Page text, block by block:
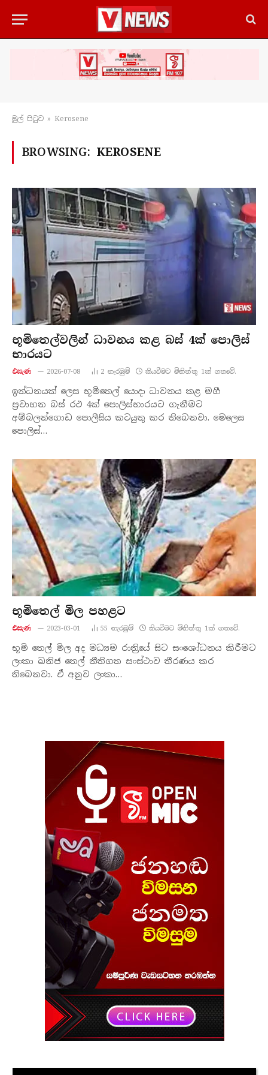
මුල් පිටු​ව » Kerosene
BROWSING: KEROSENE
භූමිතෙල්වලින් ධාවනය කළ බස් 4ක් පොලිස්
භාරයට
එසැණ 2026-07-08 2 නැරඹු​ම් කියවීමට මිනිත්තු 1ක් ගතවේ.
ඉන්ධනයක් ලෙස භූමිතෙල් යොදා ධාවනය කළ මගී
ප්‍රවාහන බස් රථ 4ක් පොලිස්භාරයට ගැනීමට
අම්බලන්ගොඩ පොලීසිය කටයුතු කර තිබෙනවා. මෙලෙස
පොලිස්…
භූමිතෙල් මිල පහළට
එසැණ 2023-03-01 55 නැරඹු​ම් කියවීමට මිනිත්තු 1ක් ගතවේ.
භූමි තෙල් මිල අද මධ්‍යම රාත්‍රියේ සිට සංශෝධනය කිරීමට
ලංකා ඛනිජ තෙල් නීතිගත සංස්ථාව තීරණය කර
තිබෙනවා. ඒ අනුව ලංකා…